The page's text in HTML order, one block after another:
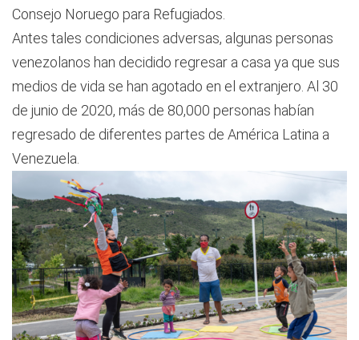
Consejo Noruego para Refugiados.
Antes tales condiciones adversas, algunas personas
venezolanos han decidido regresar a casa ya que sus
medios de vida se han agotado en el extranjero. Al 30
de junio de 2020, más de 80,000 personas habían
regresado de diferentes partes de América Latina a
Venezuela.